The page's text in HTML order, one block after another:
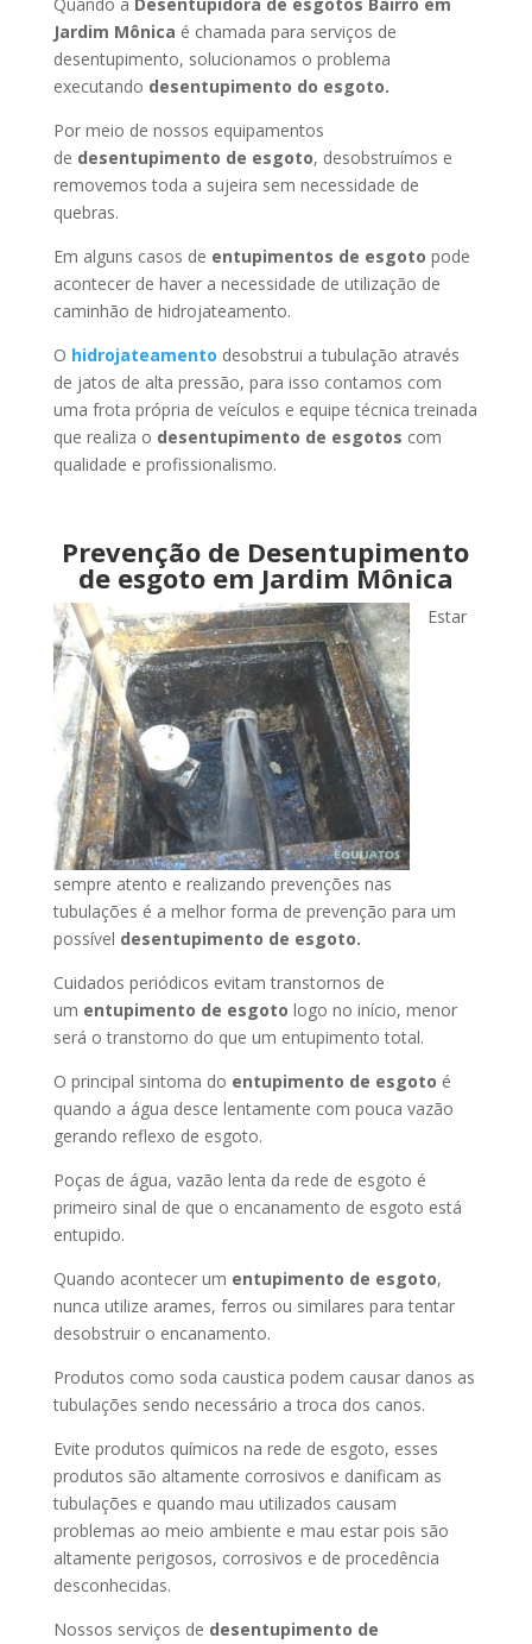
Jardim Mônica é chamada para serviços de
desentupimento, solucionamos o problema
executando desentupimento do esgoto.
Por meio de nossos equipamentos
de desentupimento de esgoto, desobstruímos e
removemos toda a sujeira sem necessidade de
quebras.
Em alguns casos de entupimentos de esgoto pode
acontecer de haver a necessidade de utilização de
caminhão de hidrojateamento.
O hidrojateamento desobstrui a tubulação através
de jatos de alta pressão, para isso contamos com
uma frota própria de veículos e equipe técnica treinada
que realiza o desentupimento de esgotos com
qualidade e profissionalismo.
Prevenção de Desentupimento
de esgoto em Jardim Mônica
Estar
sempre atento e realizando prevenções nas
tubulações é a melhor forma de prevenção para um
possível desentupimento de esgoto.
Cuidados periódicos evitam transtornos de
um entupimento de esgoto logo no início, menor
será o transtorno do que um entupimento total.
O principal sintoma do entupimento de esgoto é
quando a água desce lentamente com pouca vazão
gerando reflexo de esgoto.
Poças de água, vazão lenta da rede de esgoto é
primeiro sinal de que o encanamento de esgoto está
entupido.
Quando acontecer um entupimento de esgoto,
nunca utilize arames, ferros ou similares para tentar
desobstruir o encanamento.
Produtos como soda caustica podem causar danos as
tubulações sendo necessário a troca dos canos.
Evite produtos químicos na rede de esgoto, esses
produtos são altamente corrosivos e danificam as
tubulações e quando mau utilizados causam
problemas ao meio ambiente e mau estar pois são
altamente perigosos, corrosivos e de procedência
desconhecidas.
Nossos serviços de desentupimento de